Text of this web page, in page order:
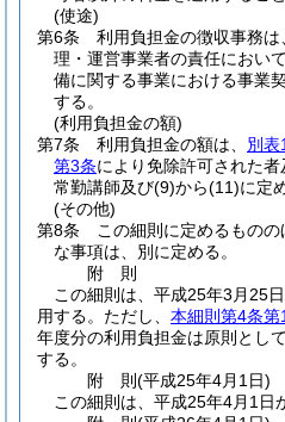
(使途)
第6条
利用負担金の徴収事務
理・運営事業者の責任におい
備に関する事業における事業
する。
(利用負担金の額)
第7条
利用負担金の額は、 別表1
第3条により免除許可された者
常勤講師及び(9)から(11)に定
(その他)
第8条
この細則に定めるもの
な事項は、別に定める。
附 則
この細則は、平成25年3月25
用する。 ただし、 本細則第4条第
年度分の利用負担金は原則とし
する。
附 則(平成25年4月1日)
この細則は、平成25年4月1日